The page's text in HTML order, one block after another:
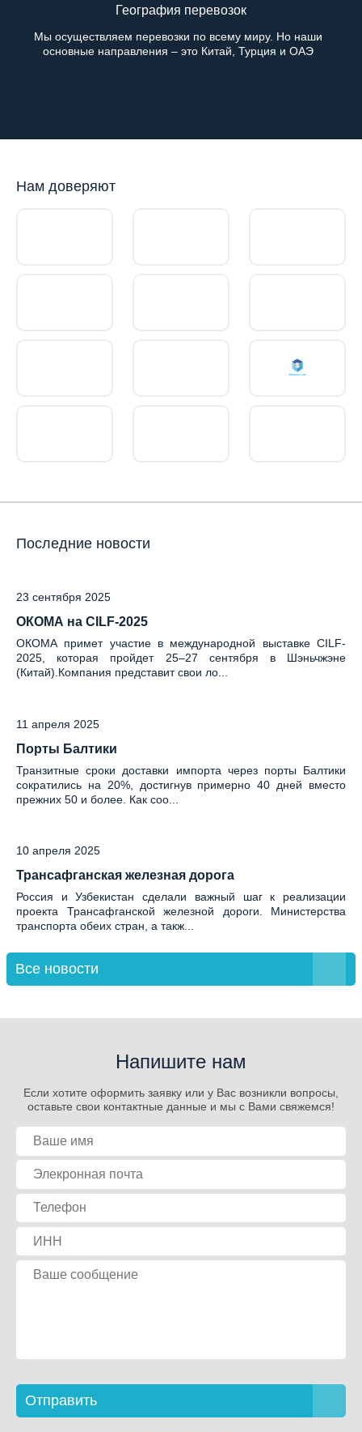
География перевозок
Мы осуществляем перевозки по всему миру. Но наши
основные направления – это Китай Турция и ОАЭ
Нам доверяют
Последние новости
23 сентября 2025
ОКОМА на CILF-2025
ОКОМА примет участие в международной выставке CILF-
2025, которая пройдет 25–27 сентября в Шэньчжэне
(Китай).Компания представит свои ло...
11 апреля 2025
Порты Балтики
Транзитные сроки доставки импорта через порты Балтики
сократились на 20%, достигнув примерно 40 дней вместо
прежних 50 и более. Как соо...
10 апреля 2025
Трансафганская железная дорога
Россия и Узбекистан сделали важный шаг к реализации
проекта Трансафганской железной дороги. Министерства
транспорта обеих стран, а такж...
Все новости
Напишите нам
Если хотите оформить заявку или у Вас возникли вопросы,
оставьте свои контактные данные и мы с Вами свяжемся!
Отправить